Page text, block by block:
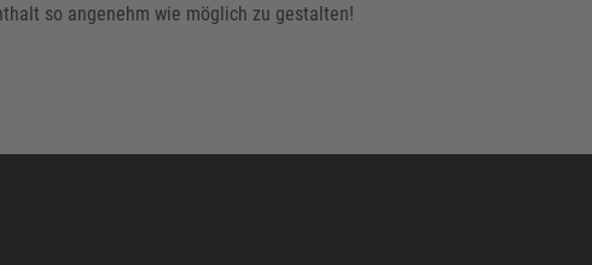
so angenehm wie möglich zu gestalten!